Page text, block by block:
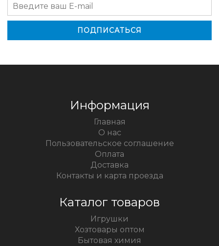
Информация
Главная
О нас
Пользовательское соглашение
Оплата
Доставка
Контакты и карта проезда
Каталог товаров
Игрушки
Хозтовары оптом
Бытовая химия